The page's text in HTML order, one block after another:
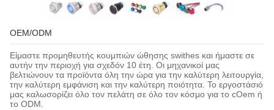
OEM/ODM
Είμαστε προμηθευτής κουμπιών ώθησης swithes και ήμαστε σε
αυτήν την περιοχή για σχεδόν 10 έτη. Οι μηχανικοί μας
βελτιώνουν τα προϊόντα όλη την ώρα για την καλύτερη λειτουργία,
την καλύτερη εμφάνιση και την καλύτερη ποιότητα. Το εργοστάσιό
μας καλωσορίζει όλο τον πελάτη σε όλο τον κόσμο για το cOem ή
το ODM.